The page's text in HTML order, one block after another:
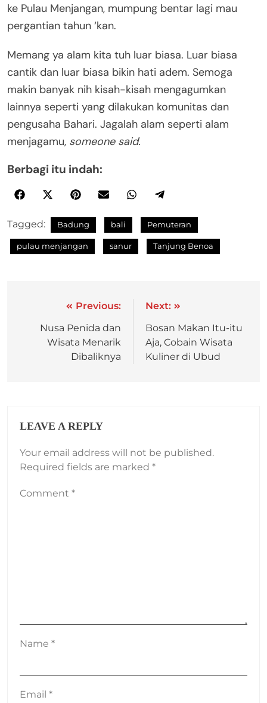
ke Pulau Menjangan, mumpung bentar lagi mau
pergantian tahun ‘kan.
Memang ya alam kita tuh luar biasa. Luar biasa
cantik dan luar biasa bikin hati adem. Semoga
makin banyak nih kisah-kisah mengagumkan
lainnya seperti yang dilakukan komunitas dan
pengusaha Bahari. Jagalah alam seperti alam
menjagamu, someone said.
Berbagi itu indah:
Tagged: Badung bali Pemuteran
pulau menjangan sanur Tanjung Benoa
Previous:
Nusa Penida dan
Wisata Menarik
Dibaliknya
Next:
Bosan Makan Itu-itu
Aja, Cobain Wisata
Kuliner di Ubud
LEAVE A REPLY
Your email address will not be published.
Required fields are marked *
Comment *
Name *
Email *